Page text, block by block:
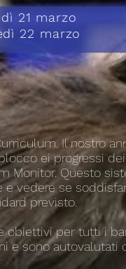
Il nostro
ei progressi
Monitor. Questo
vedere se
previsto.
obiettivi per tutti i
e sono autovalutati
21 marzo
22 marzo